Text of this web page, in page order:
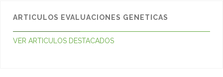
ARTICULOS EVALUACIONES GENETICAS
VER ARTICULOS DESTACADOS